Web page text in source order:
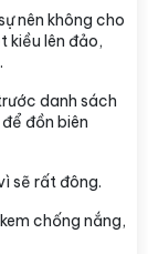
nên không cho
kiều lên đảo,
danh sách
đồn biên
sẽ rất đông.
chống nắng,